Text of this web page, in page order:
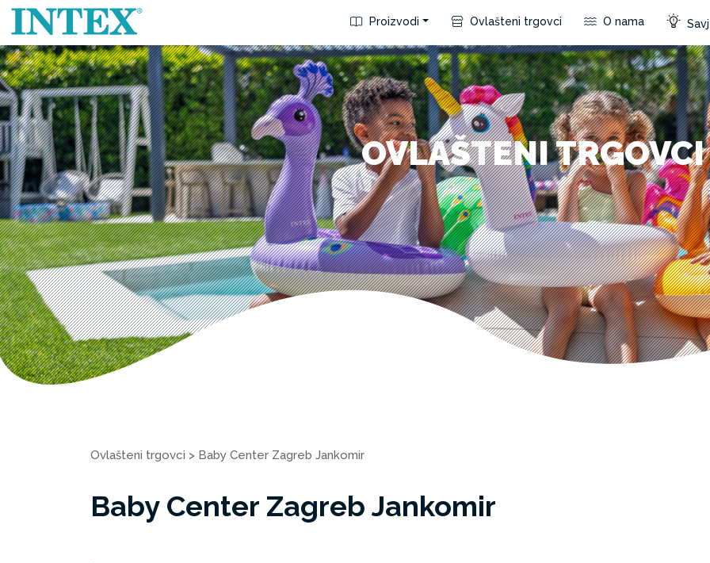
Proizvodi Ovlašteni trgovci O nama
OVLAŠTENI TRGOVCI
Ovlašteni trgovci > Baby Center Zagreb Jankomir
Baby Center Zagreb Jankomir